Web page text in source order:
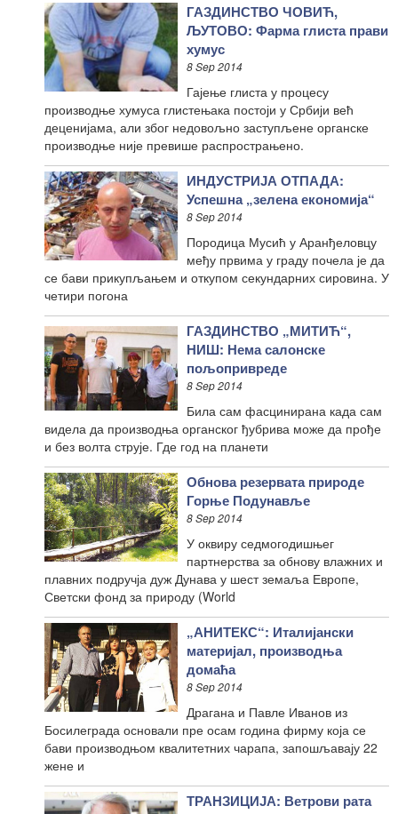
ГАЗДИНСТВО ЧОВИЋ,
ЉУТОВО: Фарма глиста прави
хумус
8 Sep 2014
Гајење глиста у процесу
производње хумуса глистењака постоји у Србији већ
деценијама, али због недовољно заступљене органске
производње није превише распрострањено.
ИНДУСТРИЈА ОТПАДА:
Успешна „зелена економија“
8 Sep 2014
Породица Мусић у Аранђеловцу
међу првима у граду почела је да
се бави прикупљањем и откупом секундарних сировина. У
четири погона
ГАЗДИНСТВО „МИТИЋ“,
НИШ: Нема салонске
пољопривреде
8 Sep 2014
Била сам фасцинирана када сам
видела да производња органског ђубрива може да прође
и без волта струје. Где год на планети
Обнова резервата природе
Горње Подунавље
8 Sep 2014
У оквиру седмогодишњег
партнерства за обнову влажних и
плавних подручја дуж Дунава у шест земаља Европе,
Светски фонд за природу (World
„АНИТЕКС“: Италијански
материјал, производња
домаћа
8 Sep 2014
Драгана и Павле Иванов из
Босилеграда основали пре осам година фирму која се
бави производњом квалитетних чарапа, запошљавају 22
жене и
ТРАНЗИЦИЈА: Ветрови рата